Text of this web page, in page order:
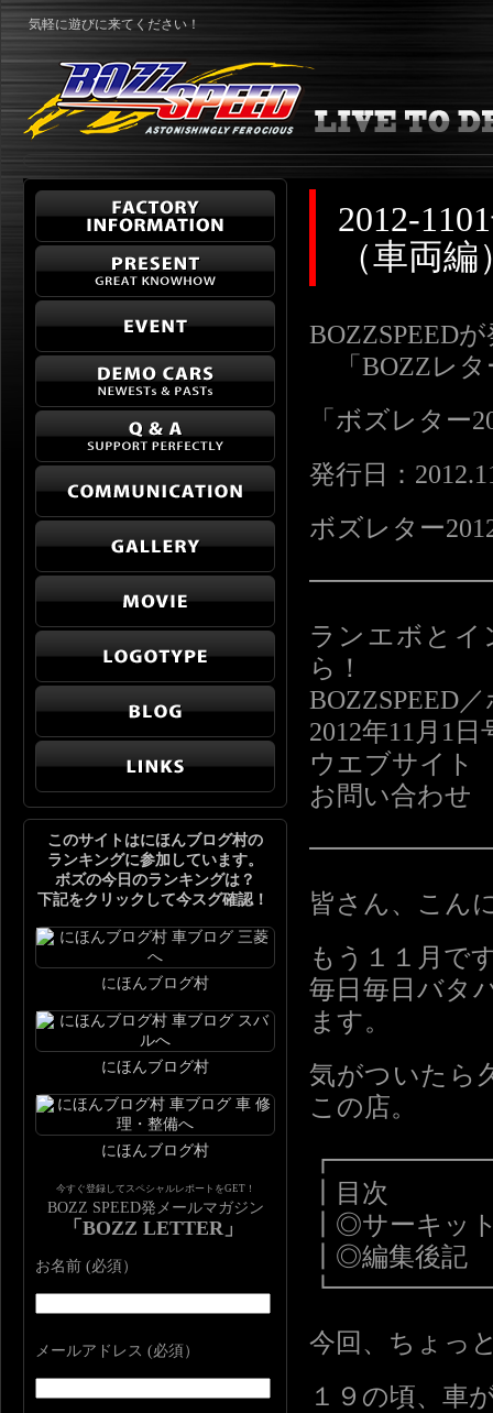
気軽に遊びに来てください！
2012-
（車両編
BOZZSPEED
「BOZZレタ
「ボズレター
発行日：
ボズレター
ランエボとイ
ら！
BOZZSPEED
2012年11月1日
ウエブサイト
お問い合わせ
皆さん、こん
もう１１月で
毎日毎日バタ
ます。
気がついたら
この店。
┃目次
┃◎サーキッ
┃◎編集後記
今回、ちょっ
１９の頃、車
このサイトはにほんブログ村の
ランキングに参加しています。
ボズの今日のランキングは？
下記をクリックして今スグ確認！
にほんブログ村
にほんブログ村
にほんブログ村
今すぐ登録してスペシャルレポートをGET！
BOZZ SPEED発メールマガジン
「BOZZ LETTER」
お名前 (必須）
メールアドレス (必須）